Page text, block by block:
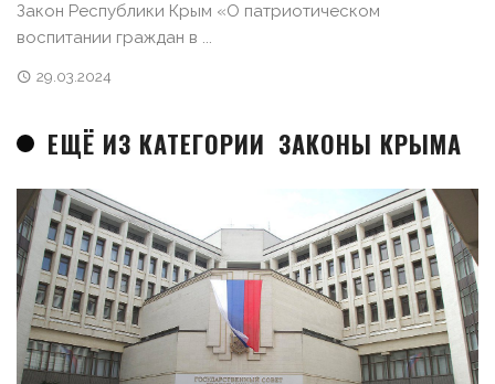
Закон Республики Крым «О патриотическом
воспитании граждан в ...
29.03.2024
ЕЩЁ ИЗ КАТЕГОРИИ ЗАКОНЫ КРЫМА